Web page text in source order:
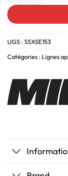
UGS :SSXSE153
Catégories : Lignes